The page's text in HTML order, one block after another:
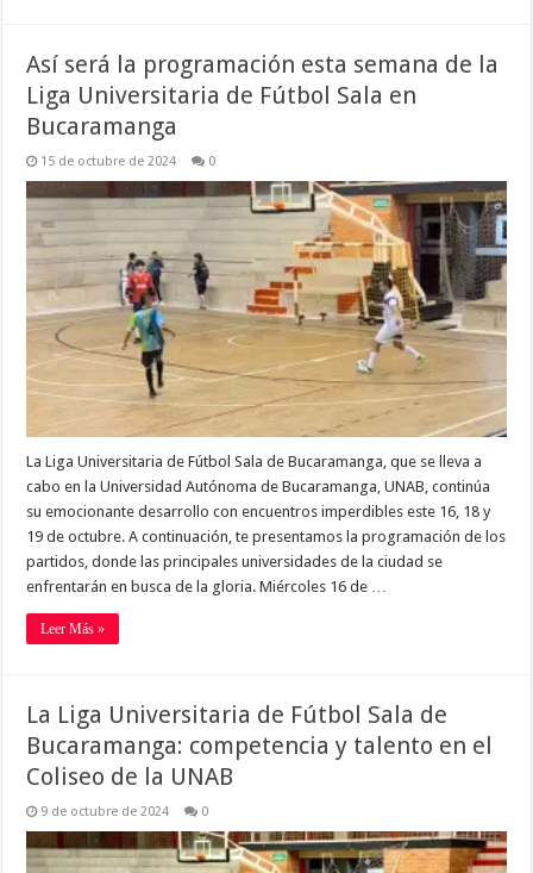
Así será la programación esta semana de la
Liga Universitaria de Fútbol Sala en
Bucaramanga
15 de octubre de 2024 0
La Liga Universitaria de Fútbol Sala de Bucaramanga, que se lleva a
cabo en la Universidad Autónoma de Bucaramanga, UNAB, continúa
su emocionante desarrollo con encuentros imperdibles este 16, 18 y
19 de octubre. A continuación, te presentamos la programación de los
partidos, donde las principales universidades de la ciudad se
enfrentarán en busca de la gloria. Miércoles 16 de …
Leer Más »
La Liga Universitaria de Fútbol Sala de
Bucaramanga: competencia y talento en el
Coliseo de la UNAB
9 de octubre de 2024 0